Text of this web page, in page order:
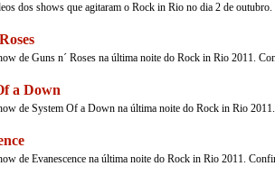
dos shows que agitaram o Rock in Rio no dia 2 de
de Guns n´ Roses na última noite do Rock in Rio 2011.
a Down
de System Of a Down na última noite do Rock in Rio
de Evanescence na última noite do Rock in Rio 2011.